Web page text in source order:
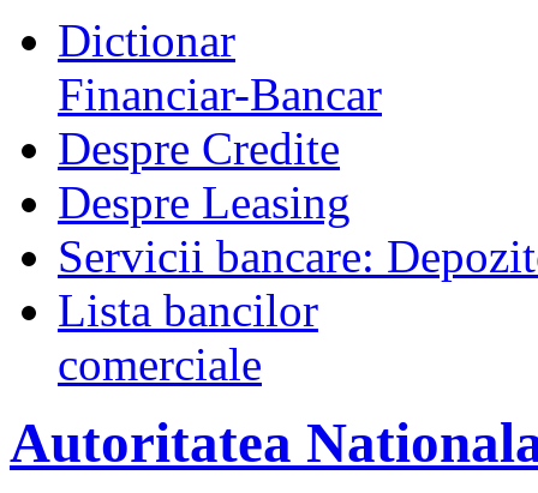
Dictionar
Financiar-Bancar
Despre Credite
Despre Leasing
Servicii bancare:
Lista bancilor
comerciale
Autoritatea